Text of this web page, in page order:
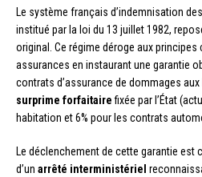
Le système français d’indemnisation des
institué par la loi du 13 juillet 1982,
original. Ce régime déroge aux
assurances en instaurant une garantie
contrats d’assurance de dommages
surprime forfaitairefixée par l’État
habitation et 6% pour les contrats
Le déclenchement de cette garantie est
d’un arrêté interministériel